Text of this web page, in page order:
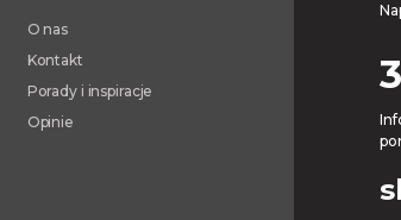
O nas
Kontakt
Porady i inspiracje
Opinie